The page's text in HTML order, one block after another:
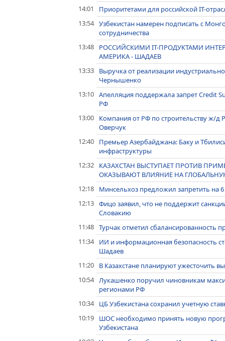
14:01
Приоритетами для российской IT-
13:54 Узбекистан намерен подписать с
сотрудничества
13:48
РОССИЙСКИМИ IT-ПРОДУКТАМИ
АМЕРИКА - ШАДАЕВ
13:33
Выручка от реализации
Чернышенко
13:10 Апелляция поддержала запрет Credit
РФ
13:00
Компания от РФ по строительству ж/д
Оверчук
12:40
Премьер Азербайджана: Баку и
инфраструктуры
12:32
КАЗАХСТАН ВЫСТУПАЕТ ПРОТИВ
ОКАЗЫВАЮТ ВЛИЯНИЕ НА
12:18
Минсельхоз предложил запретить на
12:13 Фицо заявил, что не поддержит
Словакию
11:48 Турчак отметил сбалансированность
11:34
ИИ и информационная безопасность
Шадаев
11:20
В Казахстане планируют ужесточить
10:54 Лукашенко поручил чиновникам
регионами РФ
10:34
ЦБ Узбекистана сохранил учетную
10:19
ШОС необходимо принять новую
Узбекистана